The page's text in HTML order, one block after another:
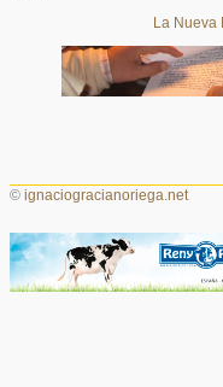
La Nueva
©ignaciogracianoriega.net